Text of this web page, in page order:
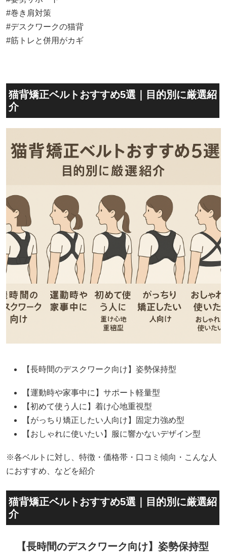
#巻き肩対策
#デスクワークの猫背
#筋トレと併用がカギ
猫背矯正ベルトおすすめ5選｜目的別に厳選紹
介
【長時間のデスクワーク向け】姿勢保持型
【運動時や家事中に】サポート軽量型
【初めて使う人に】着け心地重視型
【がっちり矯正したい人向け】固定力強め型
【おしゃれに使いたい】服に響かないデザイン型
※各ベルトに対し、特徴・価格帯・口コミ傾向・こんな人
におすすめ、などを紹介
猫背矯正ベルトおすすめ5選｜目的別に厳選紹
介
【長時間のデスクワーク向け】姿勢保持型